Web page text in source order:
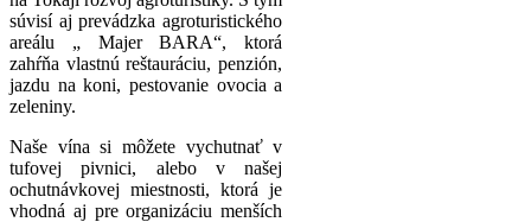
súvisí aj prevádzka agroturistického
areálu „ Majer BARA“, ktorá
zahŕňa vlastnú reštauráciu, penzión,
jazdu na koni, pestovanie ovocia a
zeleniny.
Naše vína si môžete vychutnať v
tufovej pivnici, alebo v našej
ochutnávkovej miestnosti, ktorá je
vhodná aj pre organizáciu menších